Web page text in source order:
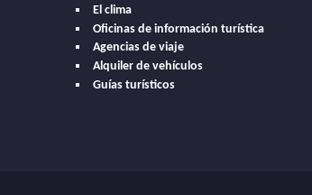
El clima
Oficinas de información turística
Agencias de viaje
Alquiler de vehículos
Guías turísticos